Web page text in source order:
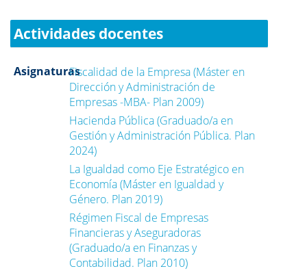
Actividades docentes
AsignaturasFiscalidad de la Empresa (Máster en
Dirección y Administración de
Empresas -MBA- Plan 2009)
Hacienda Pública (Graduado/a en
Gestión y Administración Pública. Plan
2024)
La Igualdad como Eje Estratégico en
Economía (Máster en Igualdad y
Género. Plan 2019)
Régimen Fiscal de Empresas
Financieras y Aseguradoras
(Graduado/a en Finanzas y
Contabilidad. Plan 2010)